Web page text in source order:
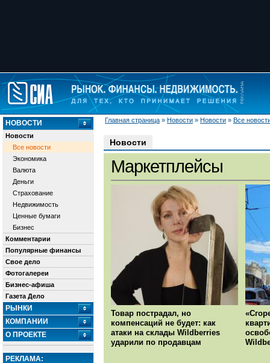
Главная страница » Новости » Новости » Все
НОВОСТИ
Новости
Все новости
Экономика
Валюта
Деньги
Страхование
Недвижимость
Ценные бумаги
Бизнес
Комментарии
Популярные финансы
Свое дело
Фотогалереи
Бизнес-афиша
Газета Дело
РЫНКИ
КОМПАНИИ
О ПРОЕКТЕ
РЕКЛАМА:
Новости
Маркетплейсы
Товар пострадал, но
компенсаций не будет: как
атаки на склады Wildberries
ударили по продавцам